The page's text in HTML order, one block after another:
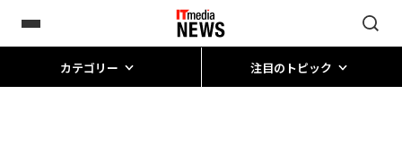
カテゴリー 注目のトピック